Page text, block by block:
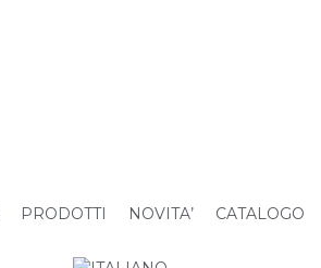
PRODOTTI NOVITA’ CATALOGO